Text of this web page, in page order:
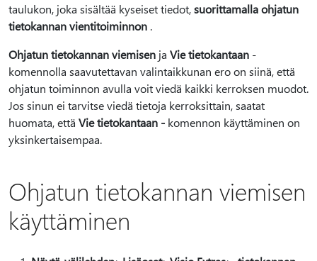
taulukon, joka sisältää kyseiset tiedot,suorittamalla ohjatun
tietokannan vientitoiminnon .
Ohjatun tietokannan viemisen ja Vie tietokantaan -
komennolla saavutettavan valintaikkunan ero on siinä, että
ohjatun toiminnon avulla voit viedä kaikki kerroksen muodot.
Jos sinun ei tarvitse viedä tietoja kerroksittain, saatat
huomata, että Vie tietokantaan - komennon käyttäminen on
yksinkertaisempaa.
Ohjatun tietokannan viemisen
käyttäminen